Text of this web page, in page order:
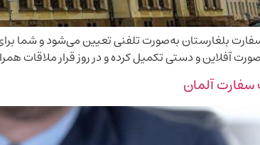
آفلاین و دستی تکمیل کرده و در روز قرار ملاقات همراه با سایر مدارک
آلمان